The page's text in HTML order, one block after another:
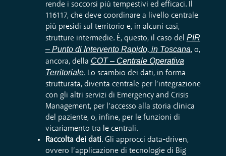
rende i soccorsi più tempestivi ed efficaci. Il
116117, che deve coordinare a livello centrale
più presidi sul territorio e, in alcuni casi,
strutture intermedie. È, questo, il caso del PIR
– Punto di Intervento Rapido, in Toscana, o,
ancora, della COT – Centrale Operativa
Territoriale. Lo scambio dei dati, in forma
strutturata, diventa centrale per l’integrazione
con gli altri servizi di Emergency and Crisis
Management, per l’accesso alla storia clinica
del paziente, o, infine, per le funzioni di
vicariamento tra le centrali.
Raccolta dei dati. Gli approcci data-driven,
ovvero l’applicazione di tecnologie di Big